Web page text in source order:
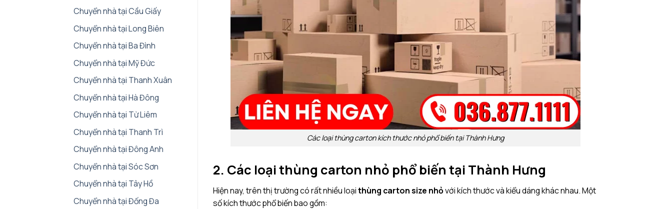
Chuyển nhà tại Cầu Giấy
Chuyển nhà tại Long Biên
Chuyển nhà tại Ba Đình
Chuyển nhà tại Mỹ Đức
Chuyển nhà tại Thanh Xuân
Chuyển nhà tại Hà Đông
Chuyển nhà tại Từ Liêm
Chuyển nhà tại Thanh Trì
Chuyển nhà tại Đông Anh
Chuyển nhà tại Sóc Sơn
Chuyển nhà tại Tây Hồ
Chuyển nhà tại Đống Đa
Các loại thùng carton kích thước nhỏ phổ biến tại Thành Hưng
2. Các loại thùng carton nhỏ phổ biến tại Thành Hưng
Hiện nay, trên thị trường có rất nhiều loạithùng carton size nhỏvới kích thước và kiểu dáng khác nhau. Một
số kích thước phổ biến bao gồm: